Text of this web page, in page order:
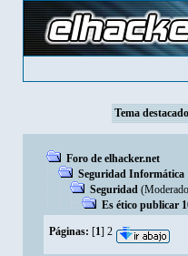
Tema destacado
Foro de elhacker.net
Seguridad Informática
Seguridad
Es ético publicar
Páginas: [1] 2